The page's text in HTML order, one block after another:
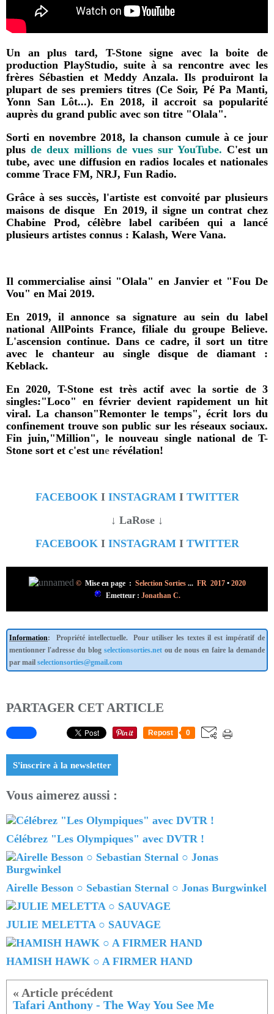
Un an plus tard, T-Stone signe avec la boite de
production PlayStudio, suite à sa rencontre avec les
frères Sébastien etMeddy Anzala. Ils produiront la
plupart de ses premiers titres (Ce Soir, Pé Pa Manti,
Yonn San Lôt...). En 2018, il accroit sa popularité
auprès du grand public avec son titre "Olala".
Sorti en novembre 2018, la chanson cumule à ce jour
plus de deux millions de vues sur YouTube. C'est un
tube, avec une diffusion en radios locales et nationales
comme Trace FM, NRJ, Fun Radio.
Grâce à ses succès, l'artiste est convoité par plusieurs
maisons de disque
. En 2019, il signe un contrat chez
Chabine Prod, célèbre label caribéen qui a lancé
plusieurs artistes connus : Kalash, Were Vana.
Il commercialise ainsi "Olala" en Janvier et "Fou De
Vou" en Mai 2019.
En 2019, il annonce sa signature au sein du label
national AllPoints France, filiale du groupe Believe.
L'ascension continue. Dans ce cadre, il sort un titre
avec le chanteur au single disque de diamant :
Keblack.
En 2020, T-Stone est très actif avec la sortie de 3
singles:"Loco" en février devient rapidement un hit
viral. La chanson"Remonter le temps", écrit lors du
confinement trouve son public sur les réseaux sociaux.
Fin juin,"Million", le nouveau single national de T-
Stone sort et c'est une révélation!
FACEBOOKIINSTAGRAMI TWITTER
↓ LaRose ↓
FACEBOOKI INSTAGRAMI TWITTER
© Mise en page : Selection Sorties... FR 2017•2020
Emetteur : Jonathan C.
Information: Propriété intellectuelle. Pour utiliser les textes il est impératif de
mentionner l'adresse du blog selectionsorties.netou de nous en faire la demande
par mail selectionsorties@gmail.com
PARTAGER CET ARTICLE
Repost 0
S'inscrire à la newsletter
Vous aimerez aussi :
Célébrez "Les Olympiques" avec DVTR !
Airelle Besson ○ Sebastian Sternal ○ Jonas Burgwinkel
JULIE MELETTA ○ SAUVAGE
HAMISH HAWK ○ A FIRMER HAND
Tafari Anthony - The Way You See Me